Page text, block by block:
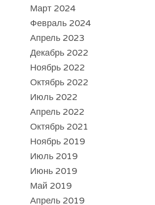
Март 2024
Февраль 2024
Апрель 2023
Декабрь 2022
Ноябрь 2022
Октябрь 2022
Июль 2022
Апрель 2022
Октябрь 2021
Ноябрь 2019
Июль 2019
Июнь 2019
Май 2019
Апрель 2019